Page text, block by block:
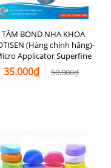
TĂM BOND NHA KHOA
(Hàng chính hãng)-
Applicator Superfine
35.000₫ 50.000₫